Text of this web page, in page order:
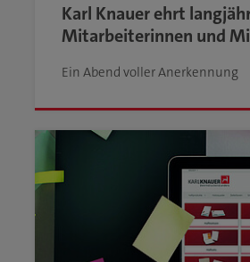
Karl Knauer ehrt
Mitarbeiterinnen und
Ein Abend voller Anerkennung